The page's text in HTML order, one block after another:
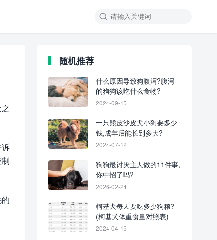
诉
随机推荐
什么原因导致狗腹泻?腹泻
的狗狗该吃什么食物?
2024-09-15
一只熊皮沙皮犬小狗要多少
钱,成年后能长到多大?
2024-07-12
狗狗最讨厌主人做的11件事,
你中招了吗?
2026-02-24
柯基犬每天要吃多少狗粮?
(柯基犬体重食量对照表)
2024-04-16